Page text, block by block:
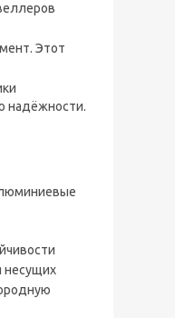
Этот
надёжности.
несущих